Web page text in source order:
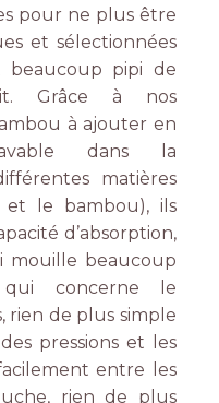
pour ne plus être
et sélectionnées
pipi de
Grâce à nos
à ajouter en
dans la
matières
le bambou), ils
d’absorption,
beaucoup
concerne le
rien de plus simple
pressions et les
entre les
rien de plus